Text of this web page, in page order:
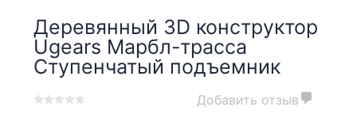
Деревянный 3D конструктор
Ugears Марбл-трасса
Ступенчатый подъемник
Добавить отзыв